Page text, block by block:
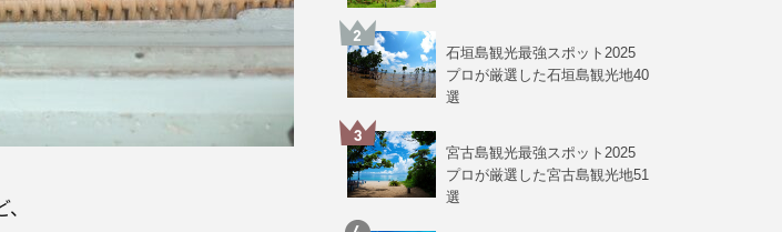
石垣島観光最強スポット2025
プロが厳選した石垣島観光地40
選
宮古島観光最強スポット2025
プロが厳選した宮古島観光地51
選